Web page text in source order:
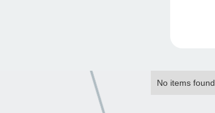
No items found.